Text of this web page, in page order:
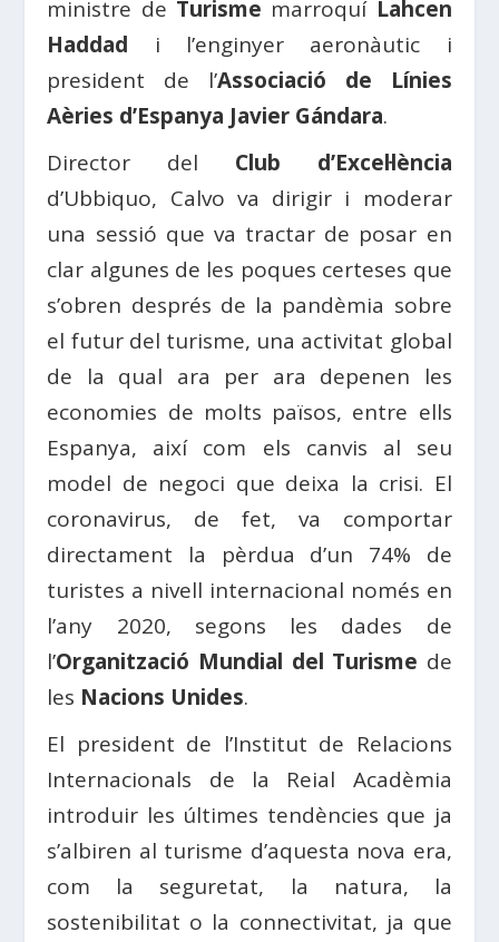
ministre de Turisme marroquí Lahcen
Haddad i l’enginyer aeronàutic i
president de l’Associació de Línies
Aèries d’Espanya Javier Gándara.
Director del Club d’Excel·lència
d’Ubbiquo, Calvo va dirigir i moderar
una sessió que va tractar de posar en
clar algunes de les poques certeses que
s’obren després de la pandèmia sobre
el futur del turisme, una activitat global
de la qual ara per ara depenen les
economies de molts països, entre ells
Espanya, així com els canvis al seu
model de negoci que deixa la crisi. El
coronavirus, de fet, va comportar
directament la pèrdua d’un 74% de
turistes a nivell internacional només en
l’any 2020, segons les dades de
l’Organització Mundial del Turisme de
les Nacions Unides.
El president de l’Institut de Relacions
Internacionals de la Reial Acadèmia
introduir les últimes tendències que ja
s’albiren al turisme d’aquesta nova era,
com la seguretat, la natura, la
sostenibilitat o la connectivitat, ja que